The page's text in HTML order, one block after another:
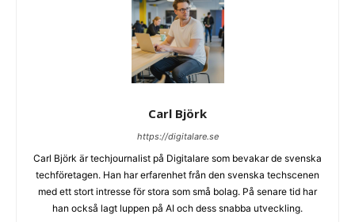
Carl Björk
https://digitalare.se
Carl Björk är techjournalist på Digitalare som bevakar de svenska
techföretagen. Han har erfarenhet från den svenska techscenen
med ett stort intresse för stora som små bolag. På senare tid har
han också lagt luppen på AI och dess snabba utveckling.